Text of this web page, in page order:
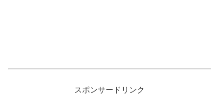
スポンサードリンク